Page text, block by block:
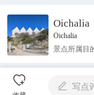
Oichalia
Oichalia
景点所属目
  写点